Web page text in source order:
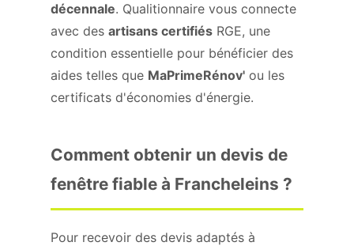
décennale. Qualitionnaire vous connecte
avec des artisans certifiés RGE, une
condition essentielle pour bénéficier des
aides telles que MaPrimeRénov' ou les
certificats d'économies d'énergie.
Comment obtenir un devis de
fenêtre fiable à Francheleins ?
Pour recevoir des devis adaptés à